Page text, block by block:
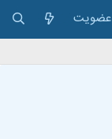
عضویت